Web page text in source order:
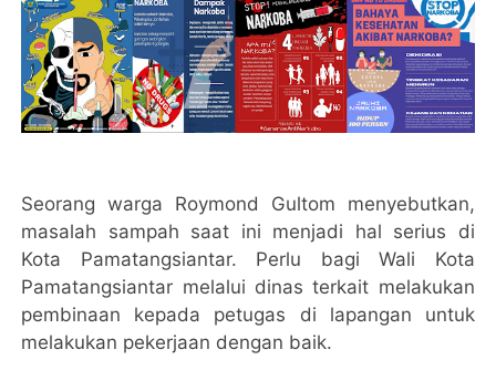
Seorang warga Roymond Gultom menyebutkan,
masalah sampah saat ini menjadi hal serius di
Kota Pamatangsiantar. Perlu bagi Wali Kota
Pamatangsiantar melalui dinas terkait melakukan
pembinaan kepada petugas di lapangan untuk
melakukan pekerjaan dengan baik.